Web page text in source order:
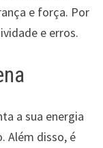
e força. Por
e erros.
a sua energia
Além disso, é